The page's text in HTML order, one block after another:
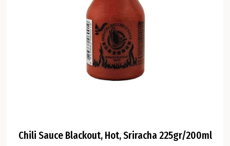
Chili Sauce Blackout, Hot, Sriracha 225gr/200ml